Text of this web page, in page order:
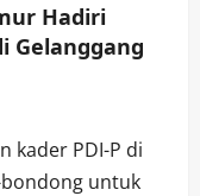
Hadiri
Gelanggang
kader PDI-P di
untuk